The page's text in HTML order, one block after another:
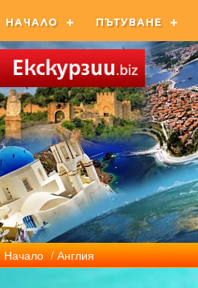
НАЧАЛО ПЪТУВАНЕ
Начало / Англия